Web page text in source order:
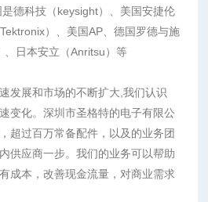
德科技（keysight）、美国安捷伦
）、美国AP、德国罗德与施
日本安立（Anritsu）等
发展和市场的不断扩大,我们认识
变化。深圳市圣格特的电子有限公
超过百万常备配件，以及的业务团
供应商一步。我们的业务可以帮助
成本，改善现金流量，对商业需求